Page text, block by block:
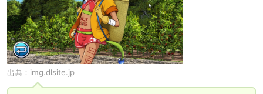
出典： img.dlsite.jp